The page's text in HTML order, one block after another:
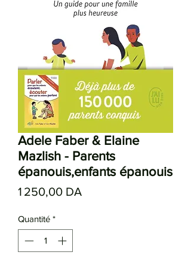
Adele Faber & Elaine
Mazlish - Parents
épanouis,enfants épanouis
1 250,00 DA
Quantité *